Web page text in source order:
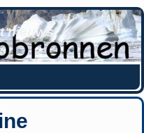
nieuws